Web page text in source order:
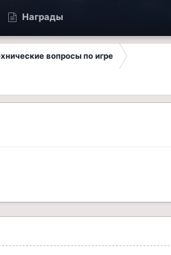
Награды
вопросы по игре